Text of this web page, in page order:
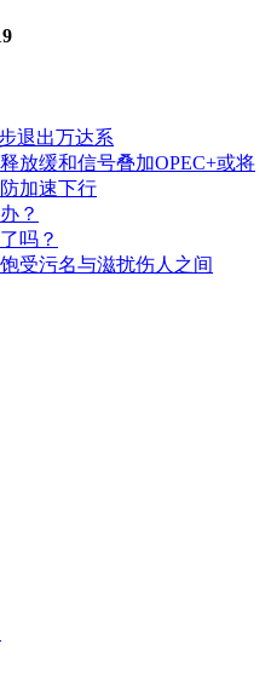
退出万达系
放缓和信号叠加OPEC+或将
加速下行
？
吗？
受污名与滋扰伤人之间